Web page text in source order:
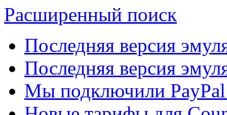
Расширенный поиск
Последняя версия
Последняя версия
Мы подключили PayPal